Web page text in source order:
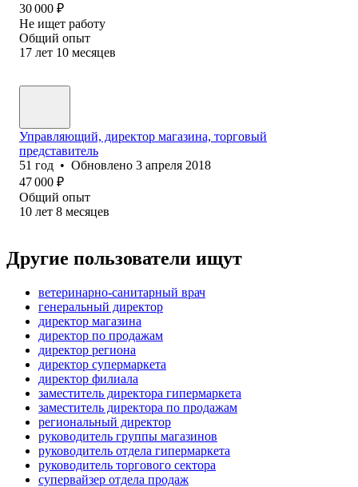
30 000 ₽
Не ищет работу
Общий опыт
17 лет 10 месяцев
Управляющий, директор магазина, торговый
представитель
51 год • Обновлено 3 апреля 2018
47 000 ₽
Общий опыт
10 лет 8 месяцев
Другие пользователи ищут
ветеринарно-санитарный врач
генеральный директор
директор магазина
директор по продажам
директор региона
директор супермаркета
директор филиала
заместитель директора гипермаркета
заместитель директора по продажам
региональный директор
руководитель группы магазинов
руководитель отдела гипермаркета
руководитель торгового сектора
супервайзер отдела продаж